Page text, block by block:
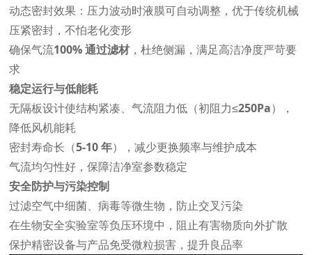
动态密封效果：压力波动时液膜可自动调整，优于传统机械
压紧密封，不怕老化变形
确保气流100% 通过滤材 ，杜绝侧漏，满足高洁净度严苛要
求
稳定运行与低能耗
无隔板设计使结构紧凑、气流阻力低（初阻力≤250Pa），
降低风机能耗
密封寿命长（5-10 年），减少更换频率与维护成本
气流均匀性好，保障洁净室参数稳定
安全防护与污染控制
过滤空气中细菌、病毒等微生物，防止交叉污染
在生物安全实验室等负压环境中，阻止有害物质向外扩散
保护精密设备与产品免受微粒损害，提升良品率